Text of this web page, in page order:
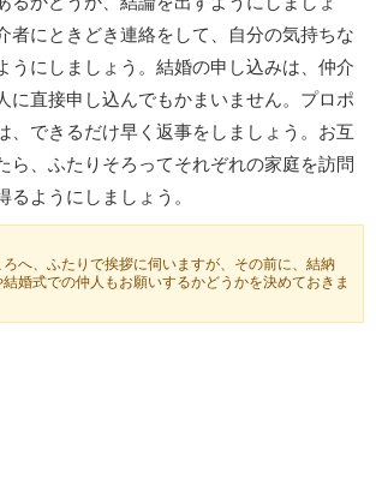
者にときどき連絡をして、自分の気持ちな
うにしましょう。結婚の申し込みは、仲介
に直接申し込んでもかまいません。プロポ
、できるだけ早く返事をしましょう。お互
ら、ふたりそろってそれぞれの家庭を訪問
るようにしましょう。
へ、ふたりで挨拶に伺いますが、その前に、結納
結婚式での仲人もお願いするかどうかを決めておきま